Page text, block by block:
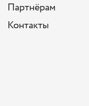
Партнёрам
Контакты